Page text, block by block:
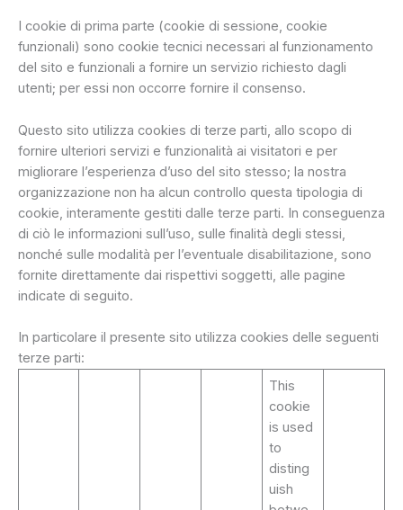
I cookie di prima parte (cookie di sessione, cookie
funzionali) sono cookie tecnici necessari al funzionamento
del sito e funzionali a fornire un servizio richiesto dagli
utenti; per essi non occorre fornire il consenso.
Questo sito utilizza cookies di terze parti, allo scopo di
fornire ulteriori servizi e funzionalità ai visitatori e per
migliorare l’esperienza d’uso del sito stesso; la nostra
organizzazione non ha alcun controllo questa tipologia di
cookie, interamente gestiti dalle terze parti. In conseguenza
di ciò le informazioni sull’uso, sulle finalità degli stessi,
nonché sulle modalità per l’eventuale disabilitazione, sono
fornite direttamente dai rispettivi soggetti, alle pagine
indicate di seguito.
In particolare il presente sito utilizza cookies delle seguenti
terze parti:
This
cookie
is used
to
disting
uish